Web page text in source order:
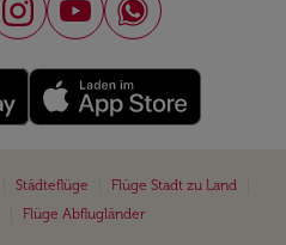
Städteflüge Flüge Stadt zu Land
Flüge Abflugländer